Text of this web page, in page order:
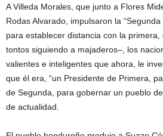
A Villeda Morales, que junto a Flores
Rodas Alvarado, impulsaron la “Segunda
para establecer distancia con la
tontos siguiendo a majaderos–, los
valientes e inteligentes que ahora, le
que él era, “un Presidente de Primera,
de Segunda, para gobernar un pueblo
de actualidad.